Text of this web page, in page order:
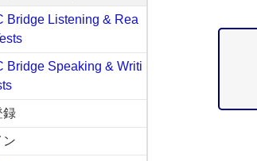
Bridge Listening & Rea
Bridge Speaking & Writi
録
ン